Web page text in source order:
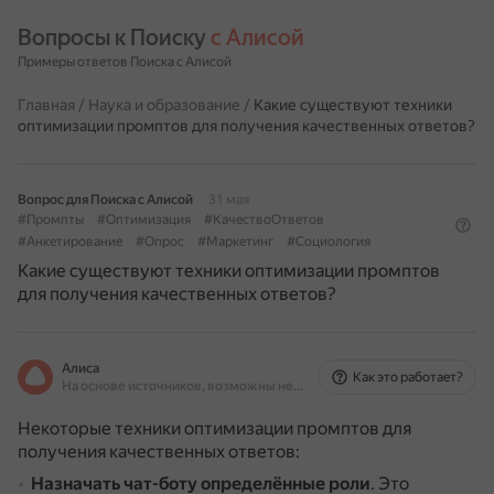
Вопросы к Поиску с Алисой
Примеры ответов Поиска с Алисой
Главная / Наука и образование / Какие существуют техники
оптимизации промптов для получения качественных ответов?
Вопрос для Поиска с Алисой
31 мая
#Промпты
#Оптимизация
#КачествоОтветов
#Анкетирование
#Опрос #Маркетинг #Социология
Какие существуют техники оптимизации промптов
для получения качественных ответов?
Алиса
На основе источников, возможны неточности
Как это работает?
Некоторые техники оптимизации промптов для
получения качественных ответов:
Назначать чат-боту определённые роли. Это